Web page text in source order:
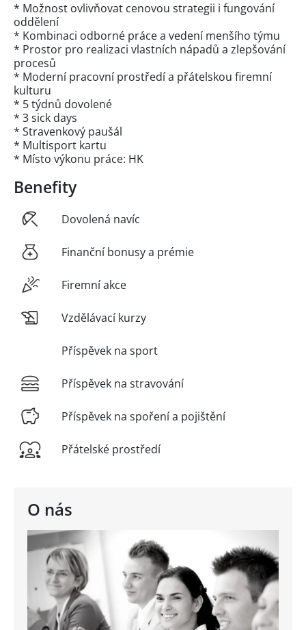
O nás
* Možnost ovlivňovat cenovou strategii i fungování
oddělení
* Kombinaci odborné práce a vedení menšího týmu
* Prostor pro realizaci vlastních nápadů a zlepšování
procesů
* Moderní pracovní prostředí a přátelskou firemní
kulturu
* 5 týdnů dovolené
* 3 sick days
* Stravenkový paušál
* Multisport kartu
* Místo výkonu práce: HK
Benefity
Dovolená navíc
Finanční bonusy a prémie
Firemní akce
Vzdělávací kurzy
Příspěvek na sport
Příspěvek na stravování
Příspěvek na spoření a pojištění
Přátelské prostředí